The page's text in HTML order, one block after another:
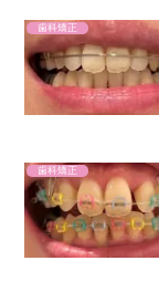
歯科矯正
歯科矯正